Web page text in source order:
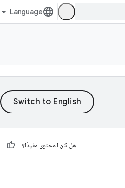
هل كان المحتوى مفيدًا؟